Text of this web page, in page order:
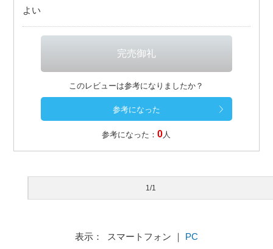
よい
このレビューは参考になりましたか？
参考になった：0 人
1/1
表示： スマートフォン ｜ PC